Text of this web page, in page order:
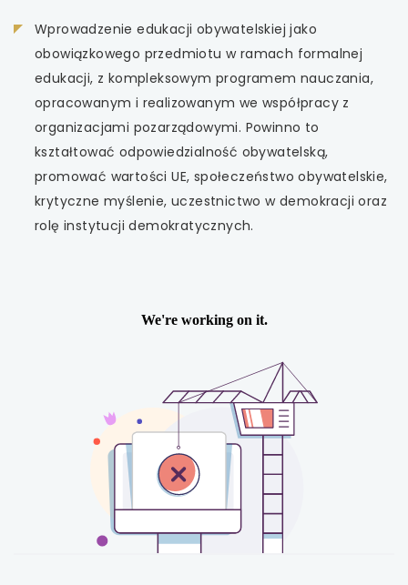
Wprowadzenie edukacji obywatelskiej jako
obowiązkowego przedmiotu w ramach formalnej
edukacji, z kompleksowym programem nauczania,
opracowanym i realizowanym we współpracy z
organizacjami pozarządowymi. Powinno to
kształtować odpowiedzialność obywatelską,
promować wartości UE, społeczeństwo obywatelskie,
krytyczne myślenie, uczestnictwo w demokracji oraz
rolę instytucji demokratycznych.